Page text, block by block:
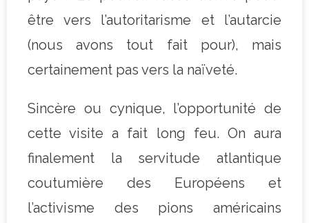
être vers l’autoritarisme et l’autarcie
(nous avons tout fait pour), mais
certainement pas vers la naïveté.
Sincère ou cynique, l’opportunité de
cette visite a fait long feu. On aura
finalement la servitude atlantique
coutumière des Européens et
l’activisme des pions américains